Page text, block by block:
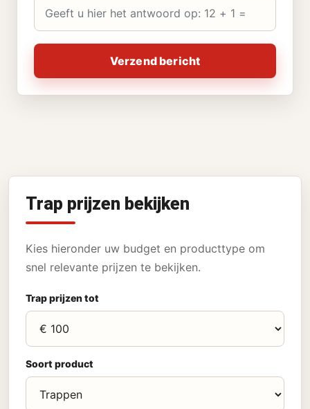
Verzend bericht
Trap prijzen bekijken
Kies hieronder uw budget en producttype om
snel relevante prijzen te bekijken.
Trap prijzen tot
Soort product